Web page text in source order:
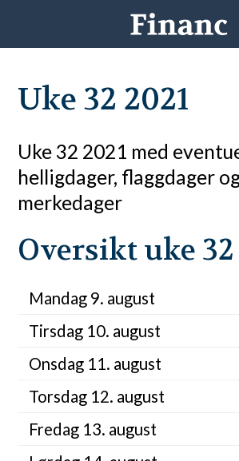
Uke 32 2021
Uke 32 2021 med
helligdager, flaggdager
merkedager
Oversikt uke 32
Mandag 9. august
Tirsdag 10. august
Onsdag 11. august
Torsdag 12. august
Fredag 13. august